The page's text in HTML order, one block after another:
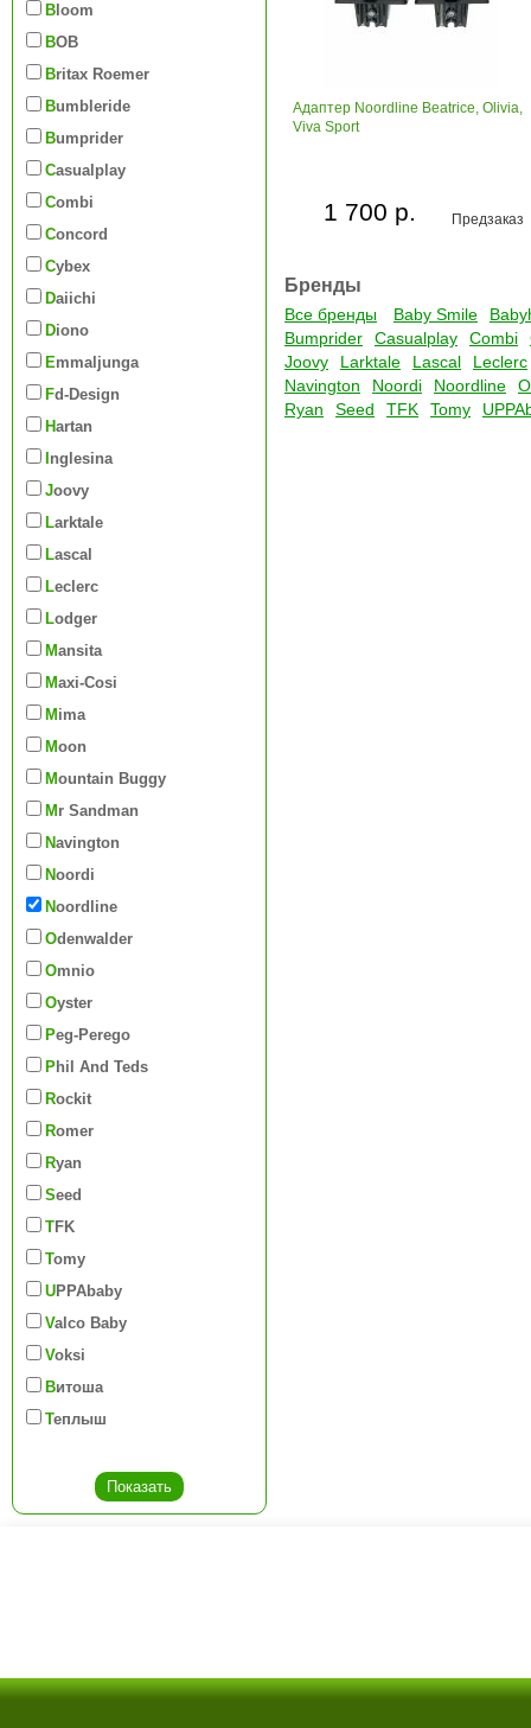
Bloom
BOB
Britax Roemer
Bumbleride
Bumprider
Casualplay
Combi
Concord
Cybex
Daiichi
Diono
Emmaljunga
Fd-Design
Hartan
Inglesina
Joovy
Larktale
Lascal
Leclerc
Lodger
Mansita
Maxi-Cosi
Mima
Moon
Mountain Buggy
Mr Sandman
Navington
Noordi
Noordline
Odenwalder
Omnio
Oyster
Peg-Perego
Phil And Teds
Rockit
Romer
Ryan
Seed
TFK
Tomy
UPPAbaby
Valco Baby
Voksi
Витоша
Теплыш
Адаптер Noordline Beatrice, Olivia,
Viva Sport
Предзаказ
1 700 р.
Бренды
Все бренды Baby Smile
Bumprider
Casualplay Combi
Joovy
Larktale Lascal
Leclerc
Navington
Noordi Noordline
Ryan
Seed TFK Tomy